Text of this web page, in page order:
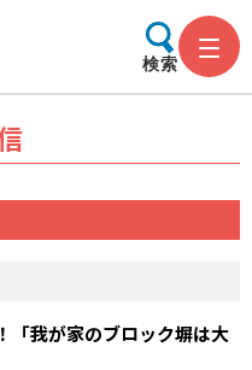
検索
「我が家のブロック塀は大